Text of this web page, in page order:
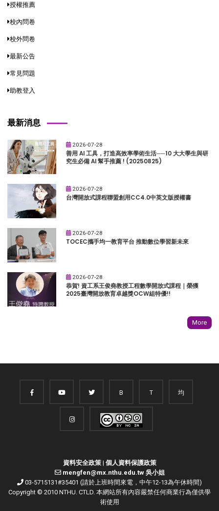
授權推薦
校內問卷
校外問卷
最新公告
常見問題
助教登入
最新消息
2026-07-28
善用 AI 工具，打造高效率學術生活──10 大大學生與研
究生必備 AI 幫手推薦 ! (20250825)
2026-07-28
台灣開放式課程聯盟創用CC4.0中英文版授權書
2026-07-28
TOCEC攜手均一教育平台 推動數位學習新未來
2026-07-28
恭賀! 資工系王俊堯教授工程數學開放式課程｜榮獲
2025臺灣開放教育卓越獎OCW組特優!!
More
B T 均
資料安全政策| 個人資料保護政策
mengfen@mx.nthu.edu.tw 吳小姐
03-5715131#35401 (請於上班時間來電，中午12-13為午休時間)
Copyright © 2010 NTHU. CTLD. 本網站所有內容嚴禁任何商業行為僅供學
術使用